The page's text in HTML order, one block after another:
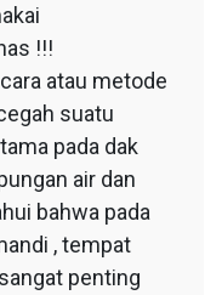
!!!
atau metode
suatu
pada dak
air dan
bahwa pada
, tempat
penting